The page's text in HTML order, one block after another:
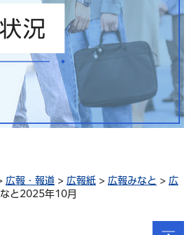
広報・報道 > 広報紙 > 広報みなと > 広
と2025年10月
ページ